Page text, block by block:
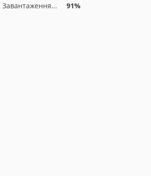
Завантаження... 91%